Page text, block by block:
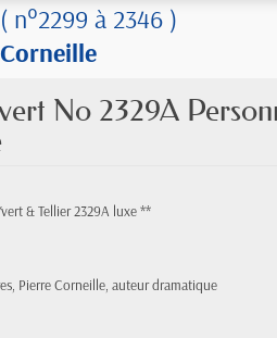
n°2299 à 2346 )
No 2329A
& Tellier 2329A luxe **
Pierre Corneille, auteur dramatique